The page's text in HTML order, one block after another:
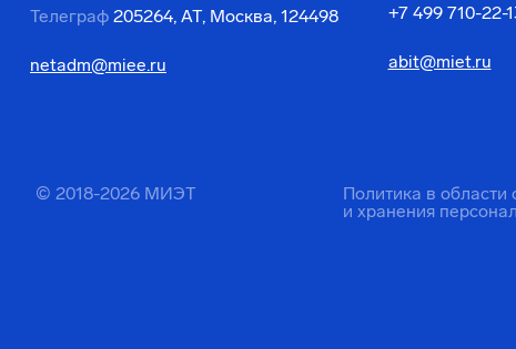
Телеграф 205264, АТ, Москва, 124498
netadm@miee.ru
+7 499 710-22-
abit@miet.ru
© 2018-2026 МИЭТ
Политика в области
и хранения